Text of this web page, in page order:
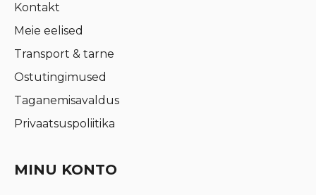
Kontakt
Meie eelised
Transport & tarne
Ostutingimused
Taganemisavaldus
Privaatsuspoliitika
MINU KONTO